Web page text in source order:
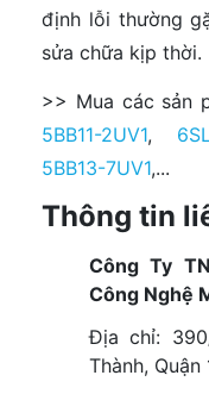
định lỗi thường
sửa chữa kịp thời.
>> Mua các sản
5BB11-2UV1,
5BB13-7UV1,...
Thông tin
Công Ty
Công Nghệ
Địa chỉ:
Thành,